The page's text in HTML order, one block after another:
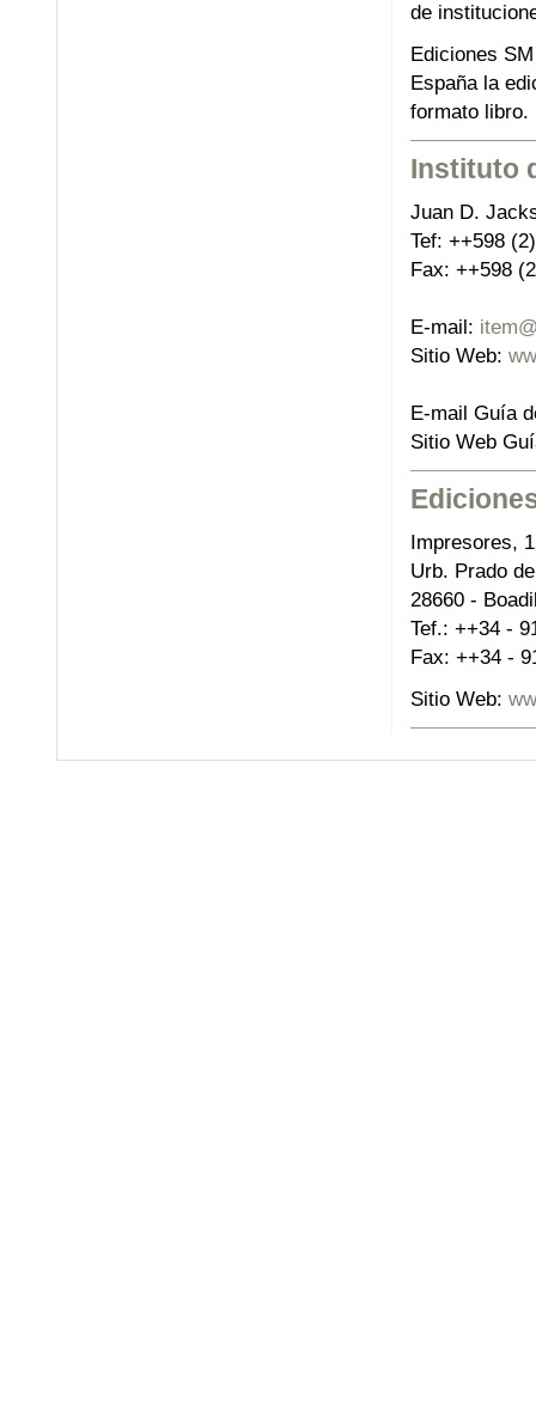
de
Ediciones
España la
formato libro.
Instituto
Juan D.
Tef: ++598
Fax: ++598
E-mail:
Sitio Web:
E-mail Guía
Sitio Web
Impresores,
Urb. Prado
28660 -
Tef.: ++34 -
Fax: ++34 -
Sitio Web: